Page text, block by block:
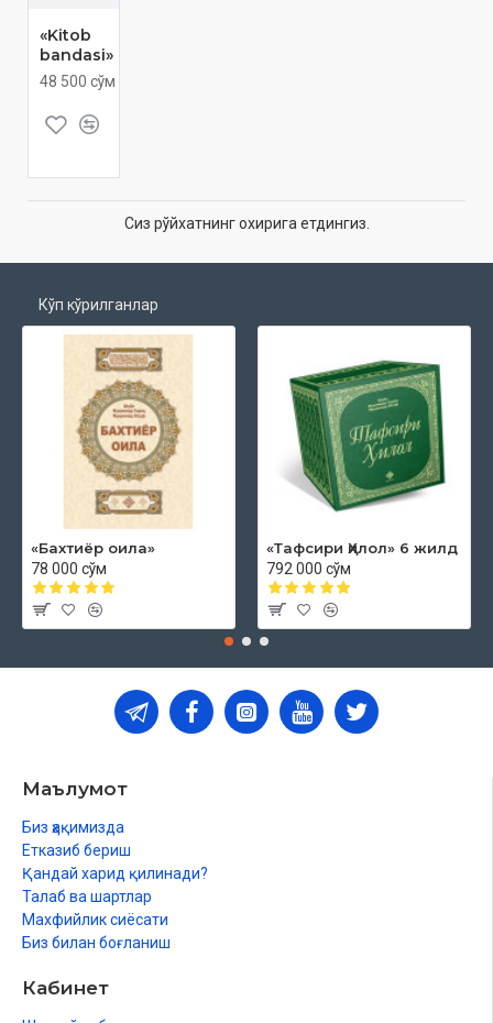
«Kitob
bandasi»
48 500 сўм
Сиз рўйхатнинг охирига етдингиз.
Кўп кўрилганлар
«Бахтиёр оила»
78 000 сўм
«Тафсири Ҳилол» 6 жилд
792 000 сўм
Маълумот
Биз ҳақимизда
Етказиб бериш
Қандай харид қилинади?
Талаб ва шартлар
Махфийлик сиёсати
Биз билан боғланиш
Кабинет